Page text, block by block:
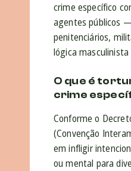
crime específico
agentes públicos
penitenciários,
lógica
O que é
crime
Conforme o
(Convenção
em infligir
ou mental para